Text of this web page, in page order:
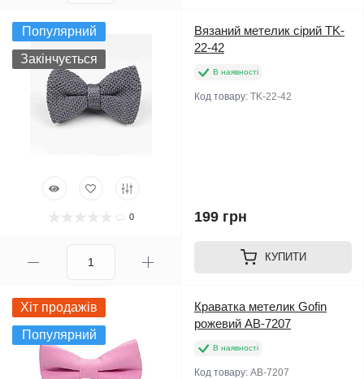
Популярний
Закінчується
0
Вязаний метелик сірий TK-
22-42
В наявності
Код товару: TK-22-42
199 грн
КУПИТИ
Хіт продажів
Популярний
Краватка метелик Gofin
рожевий AB-7207
В наявності
Код товару: AB-7207